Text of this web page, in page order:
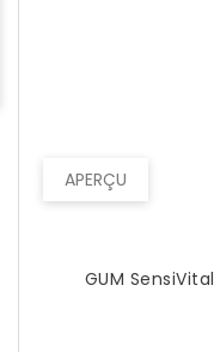
APERÇU
GUM